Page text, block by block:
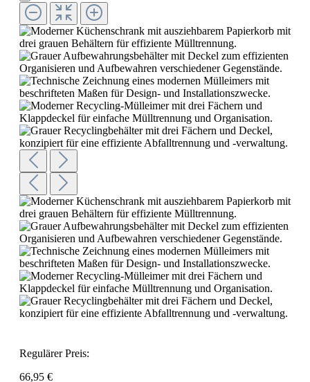
Regulärer Preis:
66,95 €